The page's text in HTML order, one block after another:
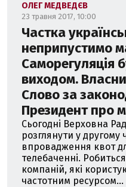
ОЛЕГ МЕДВЕДЄВ
23 травня 2017, 10:00
Частка
неприпустимо
Саморегуляція
виходом.
Слово за
Президент про
Сьогодні Верховна
розглянути у другому
впровадження квот
телебаченні.
компаній, які
частотним ресурсом...